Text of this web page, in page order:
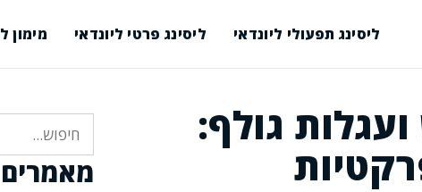
ליסינג תפעולי ליונדאי ליסינג פרטי ליונדאי מימון
ועגלות גולף:
חיפוש
מאמרים